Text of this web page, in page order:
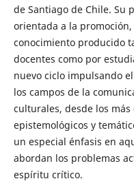
de Santiago de Chile. Su
orientada a la
conocimiento producido
docentes como por
nuevo ciclo impulsando
los campos de la
culturales, desde los
epistemológicos y
un especial énfasis en
abordan los problemas
espíritu crítico.